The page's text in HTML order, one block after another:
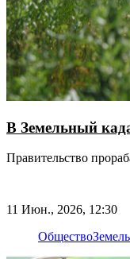
В Земельный
Правительство
11 Июн., 2026, 12:30
Общество